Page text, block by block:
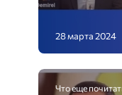
28 марта 2024
Что еще